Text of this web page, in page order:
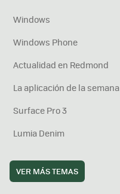
Windows
Windows Phone
Actualidad en Redmond
La aplicación de la semana
Surface Pro 3
Lumia Denim
VER MÁS TEMAS